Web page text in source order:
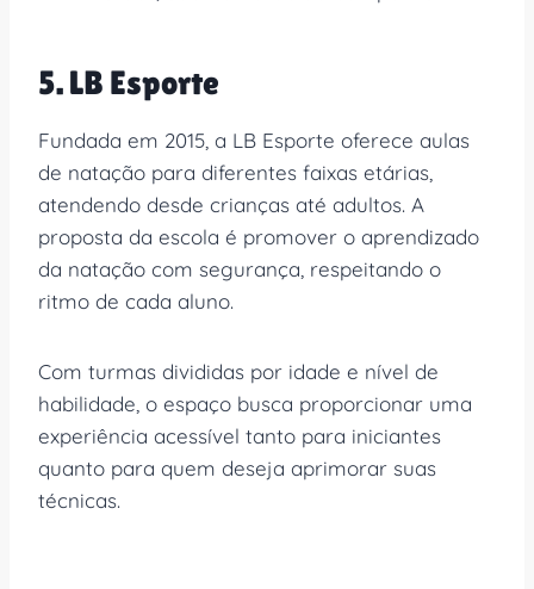
5. LB Esporte
Fundada em 2015, a LB Esporte oferece aulas
de natação para diferentes faixas etárias,
atendendo desde crianças até adultos. A
proposta da escola é promover o aprendizado
da natação com segurança, respeitando o
ritmo de cada aluno.
Com turmas divididas por idade e nível de
habilidade, o espaço busca proporcionar uma
experiência acessível tanto para iniciantes
quanto para quem deseja aprimorar suas
técnicas.